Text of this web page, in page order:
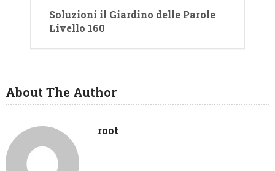
Soluzioni il Giardino delle Parole
Livello 160
About The Author
root